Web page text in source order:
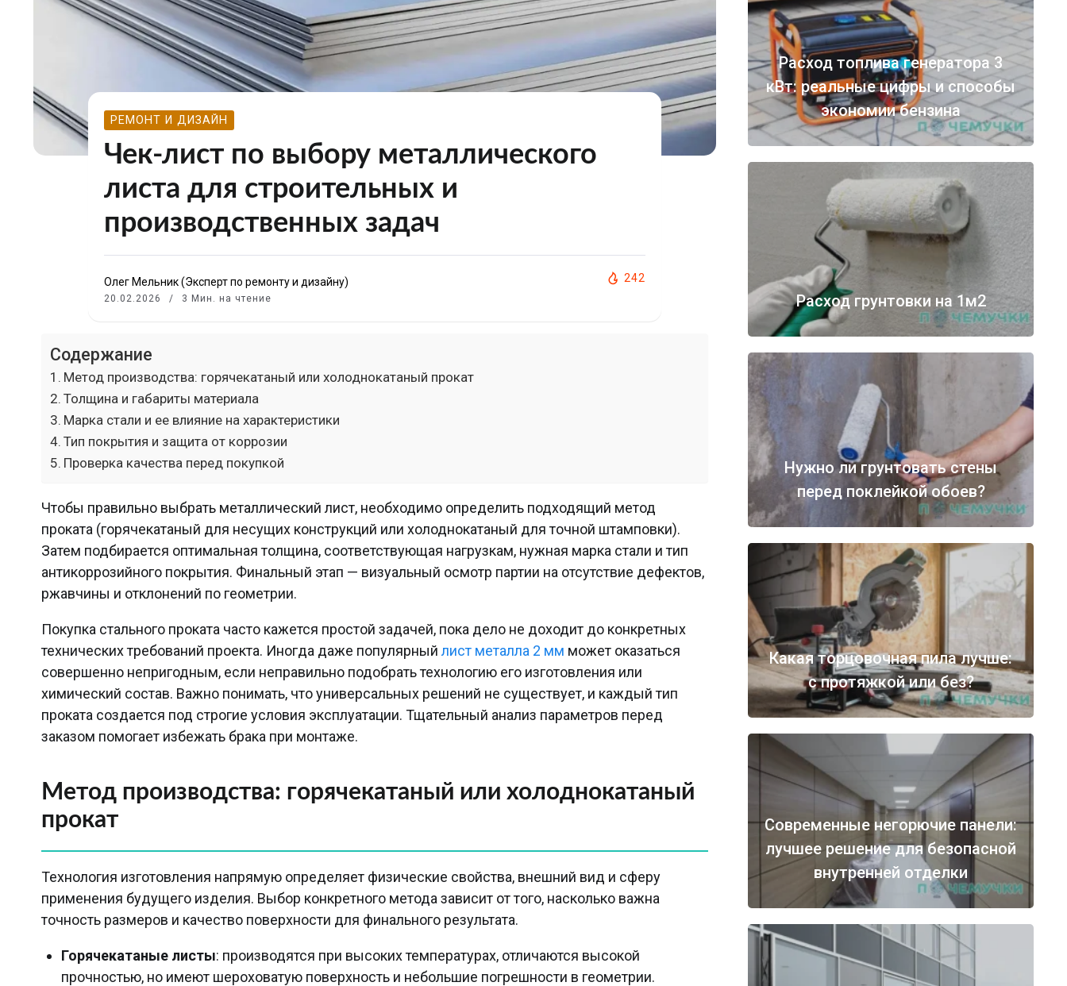
РЕМОНТ И ДИЗАЙН
Чек-лист по выбору металлического
листа для строительных и
производственных задач
Олег Мельник (Эксперт по ремонту и дизайну)
20.02.2026 3 Мин. на чтение
242
Содержание
Метод производства: горячекатаный или холоднокатаный прокат
Толщина и габариты материала
Марка стали и ее влияние на характеристики
Тип покрытия и защита от коррозии
Проверка качества перед покупкой
Чтобы правильно выбрать металлический лист, необходимо определить подходящий метод
проката (горячекатаный для несущих конструкций или холоднокатаный для точной штамповки).
Затем подбирается оптимальная толщина, соответствующая нагрузкам, нужная марка стали и тип
антикоррозийного покрытия. Финальный этап — визуальный осмотр партии на отсутствие дефектов,
ржавчины и отклонений по геометрии.
Покупка стального проката часто кажется простой задачей, пока дело не доходит до конкретных
технических требований проекта. Иногда даже популярный лист металла 2 мм может оказаться
совершенно непригодным, если неправильно подобрать технологию его изготовления или
химический состав. Важно понимать, что универсальных решений не существует, и каждый тип
проката создается под строгие условия эксплуатации. Тщательный анализ параметров перед
заказом помогает избежать брака при монтаже.
Метод производства: горячекатаный или холоднокатаный
прокат
Технология изготовления напрямую определяет физические свойства, внешний вид и сферу
применения будущего изделия. Выбор конкретного метода зависит от того, насколько важна
точность размеров и качество поверхности для финального результата.
Горячекатаные листы: производятся при высоких температурах, отличаются высокой
прочностью, но имеют шероховатую поверхность и небольшие погрешности в геометрии.
Расход топлива генератора 3
кВт: реальные цифры и способы
экономии бензина
Расход грунтовки на 1м2
Нужно ли грунтовать стены
перед поклейкой обоев?
Какая торцовочная пила лучше:
с протяжкой или без?
Современные негорючие панели:
лучшее решение для безопасной
внутренней отделки